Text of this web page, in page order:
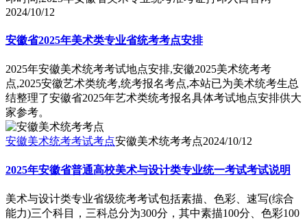
2024/10/12
安徽省2025年美术类专业省统考考点安排
2025年安徽美术统考考试地点安排,安徽2025美术统考考
点,2025安徽艺术类统考,统考报名考点,本站已为美术统考生总
结整理了安徽省2025年艺术类统考报名具体考试地点安排供大
家参考。
安徽美术统考考试考点安徽美术统考考点2024/10/12
2025年安徽省普通高校美术与设计类专业统一考试考试说明
美术与设计类专业省级统考考试包括素描、色彩、速写(综合
能力)三个科目，三科总分为300分，其中素描100分、色彩100